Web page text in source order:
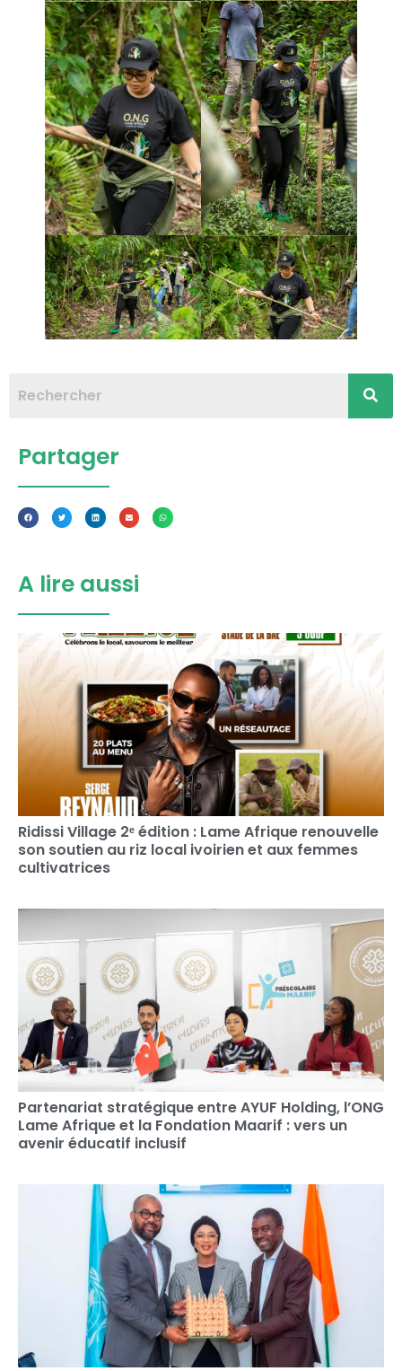
Partager
A lire aussi
Ridissi Village 2ᵉ édition : Lame Afrique renouvelle
son soutien au riz local ivoirien et aux femmes
cultivatrices
Partenariat stratégique entre AYUF Holding, l’ONG
Lame Afrique et la Fondation Maarif : vers un
avenir éducatif inclusif